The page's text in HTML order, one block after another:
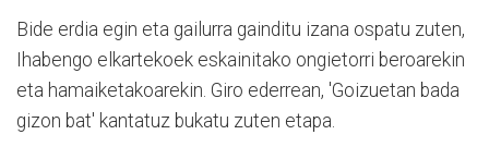
Bide erdia egin eta gailurra gainditu izana ospatu zuten,
Ihabengo elkartekoek eskainitako ongietorri beroarekin
eta hamaiketakoarekin. Giro ederrean, 'Goizuetan bada
gizon bat' kantatuz bukatu zuten etapa.